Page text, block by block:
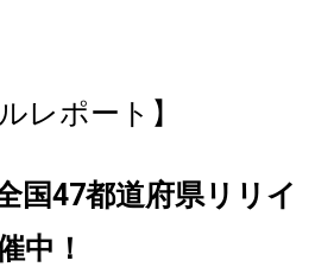
ルレポート】
国47都道府県リリイ
中！